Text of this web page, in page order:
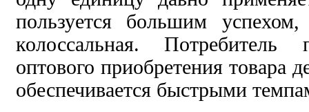
пользуется большим
колоссальная. Потребитель
оптового приобретения товара
обеспечивается быстрыми